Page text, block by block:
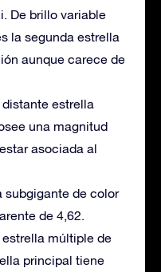
De brillo variable
la segunda estrella
aunque carece de
estrella
una magnitud
asociada al
subgigante de color
de 4,62.
múltiple de
principal tiene